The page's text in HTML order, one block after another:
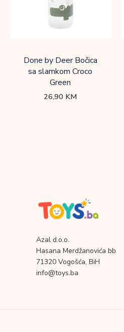
Done by Deer Bočica
sa slamkom Croco
Green
26,90 KM
Azal d.o.o.
Hasana Merdžanovića bb
71320 Vogošća, BiH
info@toys.ba